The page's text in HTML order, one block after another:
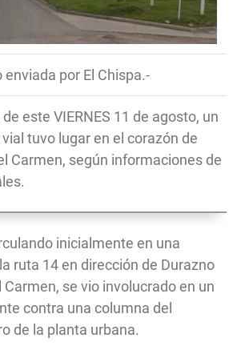
enviada por El Chispa.-
este VIERNES 11 de agosto, un
tuvo lugar en el corazón de
Carmen, según informaciones de
inicialmente en una
ruta 14 en dirección de Durazno
Carmen, se vio involucrado en un
contra una columna del
de la planta urbana.